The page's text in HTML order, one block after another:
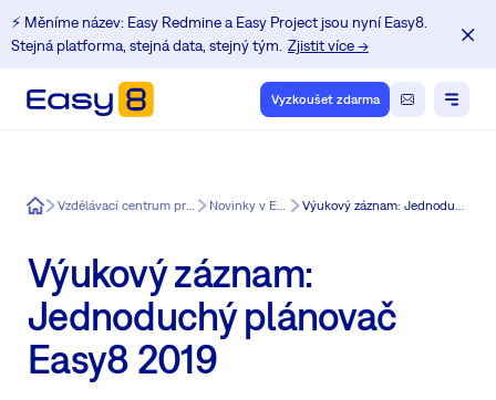
⚡️ Měníme název: Easy Redmine a Easy Project jsou nyní Easy8.
Stejná platforma, stejná data, stejný tým. Zjistit více →
Vyzkoušet zdarma
Easy8 Vzdělávací centrum pro uživatele Redmine Novinky v Easy Redmine Výukový záznam: Jednoduchý plánovač Easy8 2019
Výukový záznam:
Jednoduchý plánovač
Easy8 2019